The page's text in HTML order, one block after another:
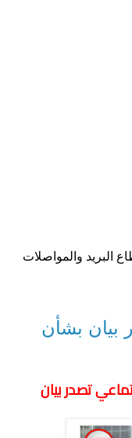
البريد والمواصلات
بيان بشأن
تصدر بيان